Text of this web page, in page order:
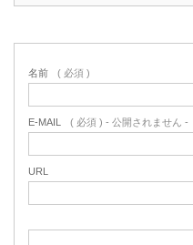
名前 ( 必須 )
E-MAIL ( 必須 ) - 公開されません -
URL